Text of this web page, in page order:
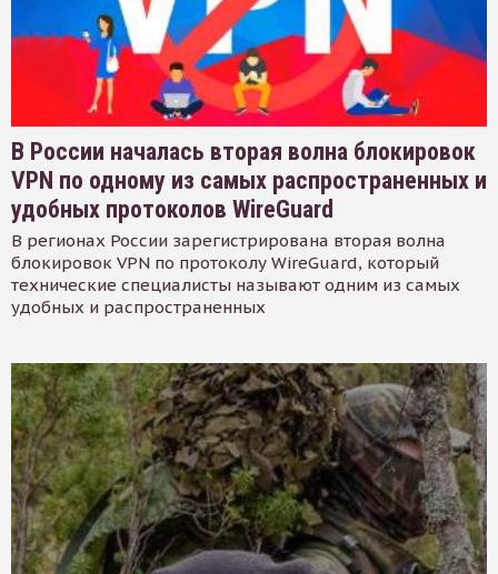
В России началась вторая волна блокировок
VPN по одному из самых распространенных и
удобных протоколов WireGuard
В регионах России зарегистрирована вторая волна
блокировок VPN по протоколу WireGuard, который
технические специалисты называют одним из самых
удобных и распространенных